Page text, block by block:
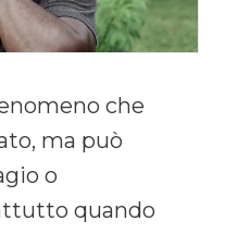
che
ma può
o
quando